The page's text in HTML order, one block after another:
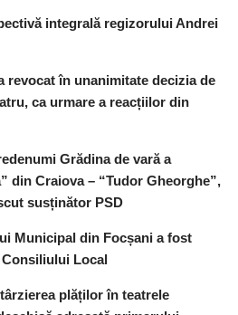
integrală regizorului Andrei
revocat în unanimitate decizia de
ca urmare a reacțiilor din
Grădina de vară a
din Craiova – “Tudor Gheorghe”,
susținător PSD
Municipal din Focșani a fost
Local
plăților în teatrele